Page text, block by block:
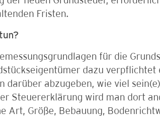
Fristen.
für die
dazu verpflichtet
darüber abzugeben, wie viel
Steuererklärung wird man dort
Art, Größe, Bebauung,